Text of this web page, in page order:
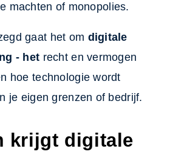
machten of monopolies.
gaat het om digitale
- het recht en vermogen
hoe technologie wordt
je eigen grenzen of bedrijf.
krijgt digitale